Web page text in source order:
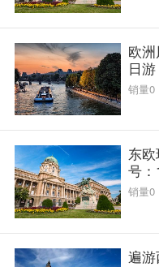
欧
日
销量0
东
号：
销量0
遍